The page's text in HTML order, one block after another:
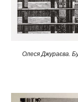
Олеся Джураєва.